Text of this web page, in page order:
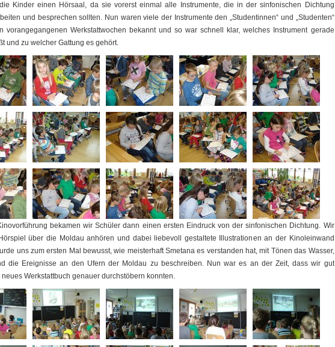
Kinder einen Hörsaal, da sie vorerst einmal alle Instrumente, die in der sinfonischen Dichtung
und besprechen sollten. Nun waren viele der Instrumente den „Studentinnen“ und „Studenten“
vorangegangenen Werkstattwochen bekannt und so war schnell klar, welches Instrument gerade
und zu welcher Gattung es gehört.
bekamen wir Schüler dann einen ersten Eindruck von der sinfonischen Dichtung. Wir
über die Moldau anhören und dabei liebevoll gestaltete Illustrationen an der Kinoleinwand
uns zum ersten Mal bewusst, wie meisterhaft Smetana es verstanden hat, mit Tönen das Wasser,
die Ereignisse an den Ufern der Moldau zu beschreiben. Nun war es an der Zeit, dass wir gut
Werkstattbuch genauer durchstöbern konnten.